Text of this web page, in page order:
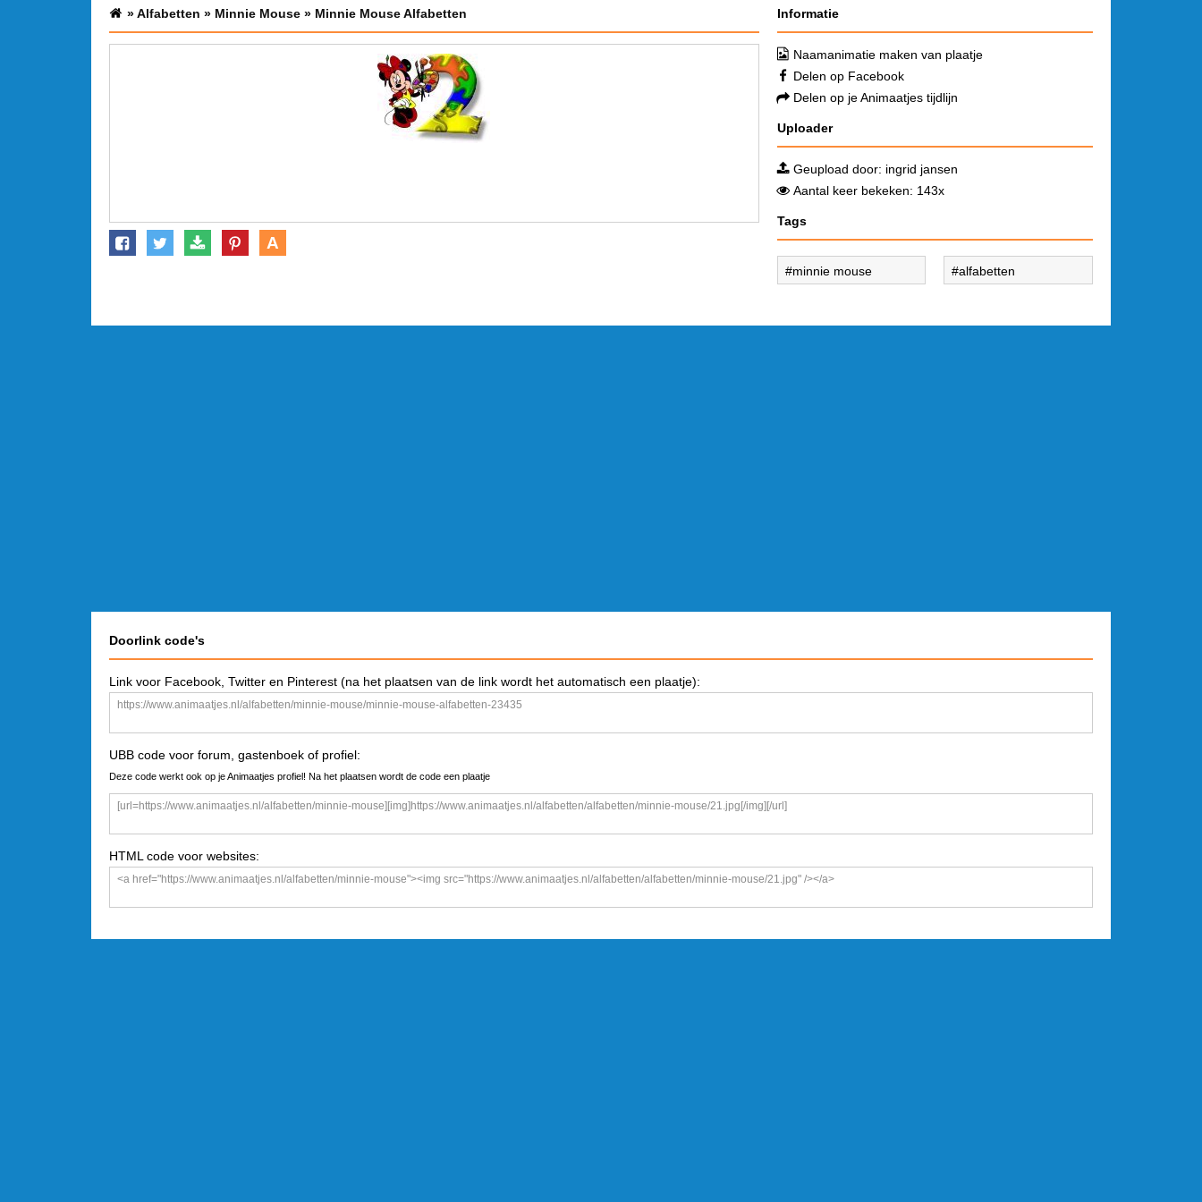
»Alfabetten » Minnie Mouse » Minnie Mouse Alfabetten
A
Informatie
Naamanimatie maken van plaatje
Delen op Facebook
Delen op je Animaatjes tijdlijn
Uploader
Geupload door: ingrid jansen
Aantal keer bekeken: 143x
Tags
minnie mouse alfabetten
Doorlink code's
Link voor Facebook, Twitter en Pinterest (na het plaatsen van de link wordt het automatisch een plaatje):
UBB code voor forum, gastenboek of profiel:
Deze code werkt ook op je Animaatjes profiel! Na het plaatsen wordt de code een plaatje
HTML code voor websites: